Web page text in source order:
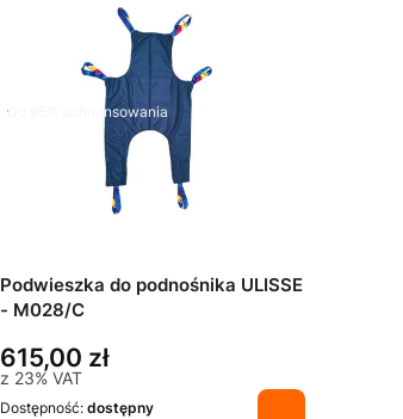
Do 95% dofinansowania
Podwieszka do podnośnika ULISSE
- M028/C
615,00 zł
z 23% VAT
Dostępność: dostępny